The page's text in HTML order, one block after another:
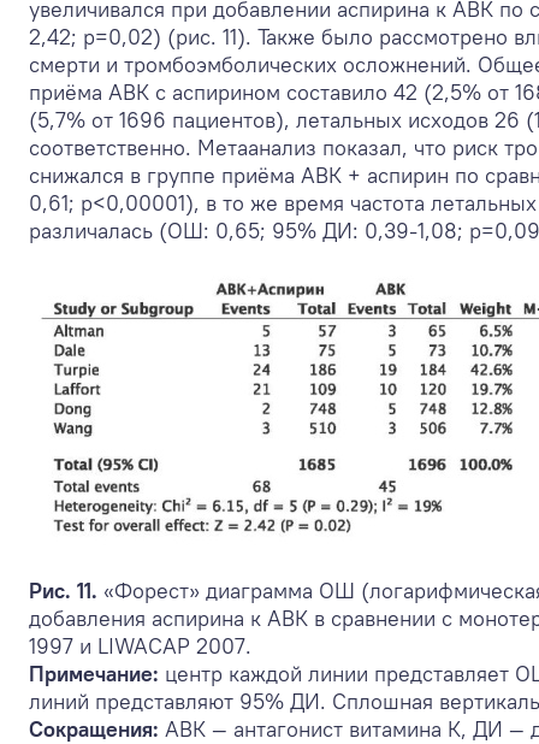
увеличивался при добавлении аспирина к АВК
2,42; р=0,02) (рис. 11). Также было рассмотрено
смерти и тромбоэмболических осложнений.
приёма АВК с аспирином составило 42 (2,5% от
(5,7% от 1696 пациентов), летальных исходов 26
соответственно. Метаанализ показал, что риск
снижался в группе приёма АВК + аспирин по
0,61; р<0,00001), в то же время частота
различалась (ОШ: 0,65; 95% ДИ: 0,39-1,08;
Рис. 11. «Форест» диаграмма ОШ
добавления аспирина к АВК в сравнении с
1997 и LIWACAP 2007.
Примечание: центр каждой линии представляет
линий представляют 95% ДИ. Сплошная
Сокращения: АВК — антагонист витамина К, ДИ